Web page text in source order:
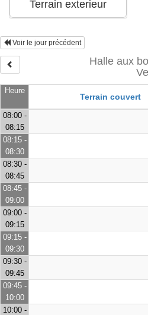
Voir le jour précédent
Halle aux
Heure
Terrain couvert
08:00 -
08:15
08:15 -
08:30
08:30 -
08:45
08:45 -
09:00
09:00 -
09:15
09:15 -
09:30
09:30 -
09:45
09:45 -
10:00
10:00 -